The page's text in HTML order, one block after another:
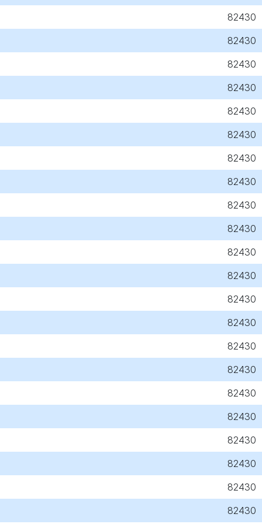
82430
82430
82430
82430
82430
82430
82430
82430
82430
82430
82430
82430
82430
82430
82430
82430
82430
82430
82430
82430
82430
82430